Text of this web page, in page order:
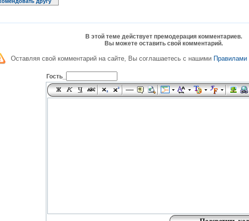
В этой теме действует премодерация комментариев.
Вы можете оставить свой комментарий.
Оставляя свой комментарий на сайте, Вы соглашаетесь с нашими Правилами
Гость_